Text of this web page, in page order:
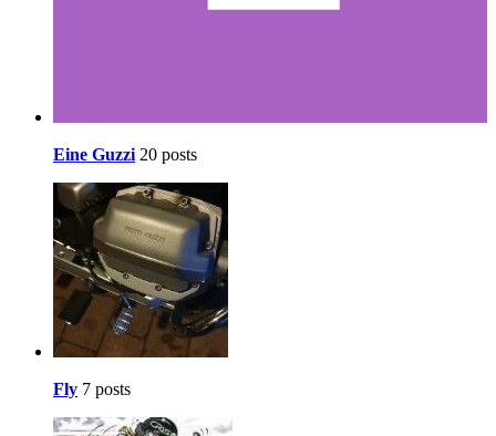
Eine Guzzi 20 posts
Fly 7 posts